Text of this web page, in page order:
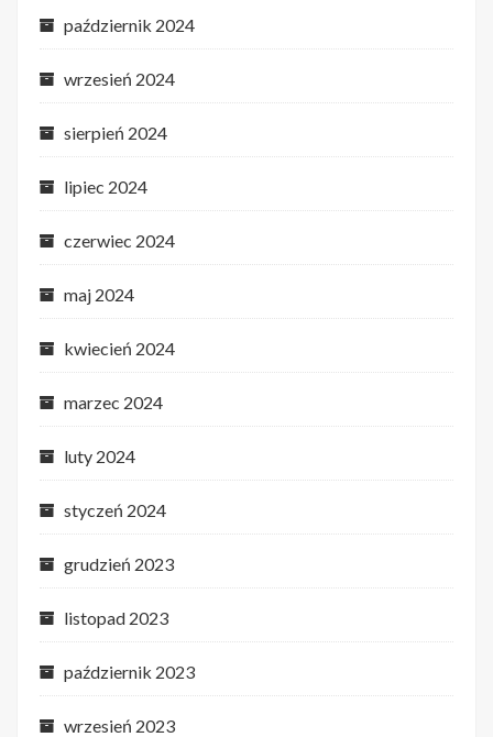
październik 2024
wrzesień 2024
sierpień 2024
lipiec 2024
czerwiec 2024
maj 2024
kwiecień 2024
marzec 2024
luty 2024
styczeń 2024
grudzień 2023
listopad 2023
październik 2023
wrzesień 2023